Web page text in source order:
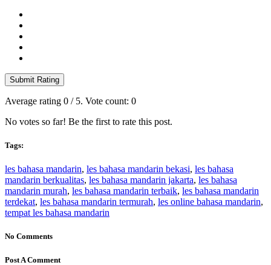
Submit Rating
Average rating 0 / 5. Vote count: 0
No votes so far! Be the first to rate this post.
Tags:
les bahasa mandarin, les bahasa mandarin bekasi, les bahasa
mandarin berkualitas, les bahasa mandarin jakarta, les bahasa
mandarin murah, les bahasa mandarin terbaik, les bahasa mandarin
terdekat, les bahasa mandarin termurah, les online bahasa mandarin,
tempat les bahasa mandarin
No Comments
Post A Comment